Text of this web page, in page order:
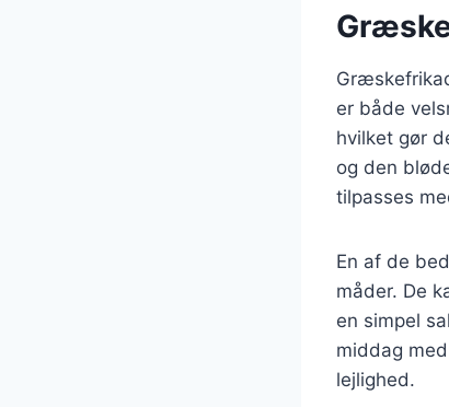
er både
hvilket gør
og den
tilpasses
En af de
måder. De
en simpel
middag
lejlighed.